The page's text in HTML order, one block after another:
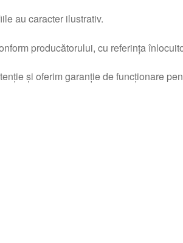
au caracter ilustrativ.
producătorului, cu referința
și oferim garanție de funcționare